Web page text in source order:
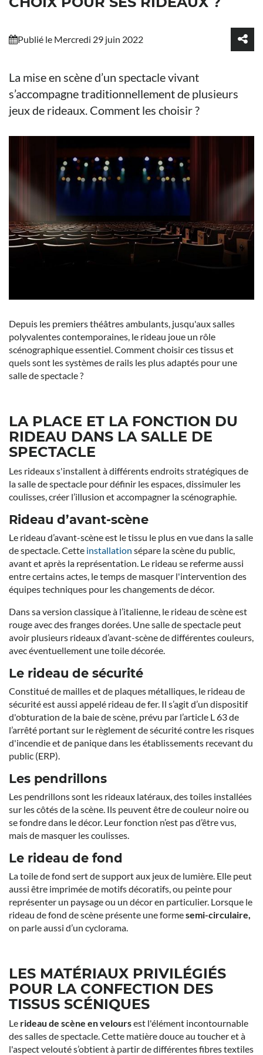
Publié le Mercredi 29 juin 2022
La mise en scène d’un spectacle vivant
s’accompagne traditionnellement de plusieurs
jeux de rideaux. Comment les choisir ?
Depuis les premiers théâtres ambulants, jusqu'aux salles
polyvalentes contemporaines, le rideau joue un rôle
scénographique essentiel. Comment choisir ces tissus et
quels sont les systèmes de rails les plus adaptés pour une
salle de spectacle ?
LA PLACE ET LA FONCTION DU
RIDEAU DANS LA SALLE DE
SPECTACLE
Les rideaux s'installent à différents endroits stratégiques de
la salle de spectacle pour définir les espaces, dissimuler les
coulisses, créer l’illusion et accompagner la scénographie.
Rideau d’avant-scène
Le rideau d’avant-scène est le tissu le plus en vue dans la salle
de spectacle. Cette installation sépare la scène du public,
avant et après la représentation. Le rideau se referme aussi
entre certains actes, le temps de masquer l'intervention des
équipes techniques pour les changements de décor.
Dans sa version classique à l’italienne, le rideau de scène est
rouge avec des franges dorées. Une salle de spectacle peut
avoir plusieurs rideaux d’avant-scène de différentes couleurs,
avec éventuellement une toile décorée.
Le rideau de sécurité
Constitué de mailles et de plaques métalliques, le rideau de
sécurité est aussi appelé rideau de fer. Il s’agit d’un dispositif
d'obturation de la baie de scène, prévu par l’article L 63 de
l’arrêté portant sur le règlement de sécurité contre les risques
d'incendie et de panique dans les établissements recevant du
public (ERP).
Les pendrillons
Les pendrillons sont les rideaux latéraux, des toiles installées
sur les côtés de la scène. Ils peuvent être de couleur noire ou
se fondre dans le décor. Leur fonction n’est pas d’être vus,
mais de masquer les coulisses.
Le rideau de fond
La toile de fond sert de support aux jeux de lumière. Elle peut
aussi être imprimée de motifs décoratifs, ou peinte pour
représenter un paysage ou un décor en particulier. Lorsque le
rideau de fond de scène présente une formesemi-circulaire,
on parle aussi d’un cyclorama.
LES MATÉRIAUX PRIVILÉGIÉS
POUR LA CONFECTION DES
TISSUS SCÉNIQUES
Le rideau de scène en veloursest l'élément incontournable
des salles de spectacle. Cette matière douce au toucher et à
l'aspect velouté s’obtient à partir de différentes fibres textiles